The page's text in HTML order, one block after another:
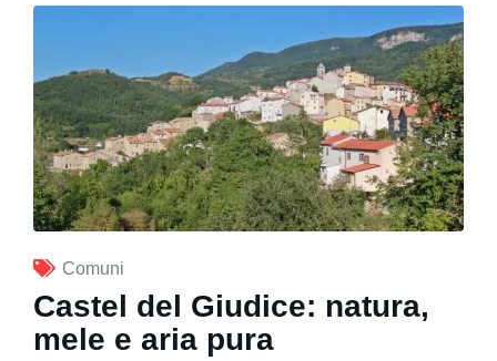
Comuni
Castel del Giudice: natura,
mele e aria pura